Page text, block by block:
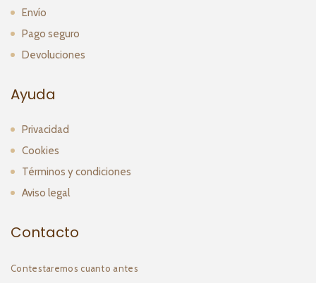
Envío
Pago seguro
Devoluciones
Ayuda
Privacidad
Cookies
Términos y condiciones
Aviso legal
Contacto
Contestaremos cuanto antes